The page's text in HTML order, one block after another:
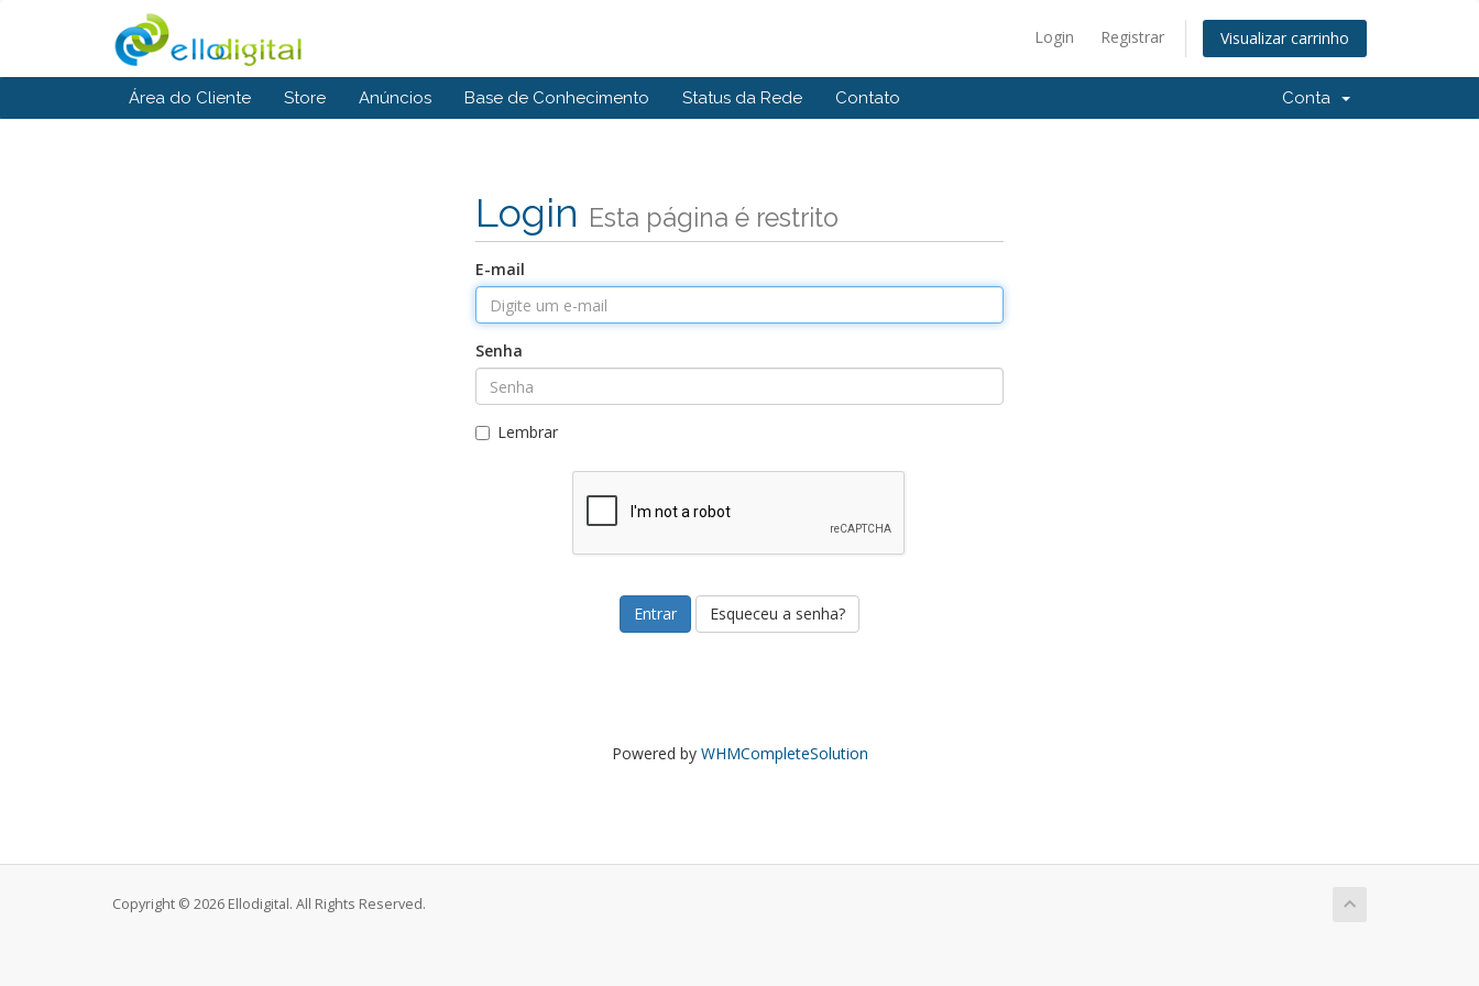
Login Registrar Visualizar carrinho
Área do Cliente Store Anúncios Base de Conhecimento Status da Rede Contato Conta
Login Esta página é restrito
E-mail
Senha
Lembrar
Esqueceu a senha?
Powered by WHMCompleteSolution
Copyright © 2026 Ellodigital. All Rights Reserved.